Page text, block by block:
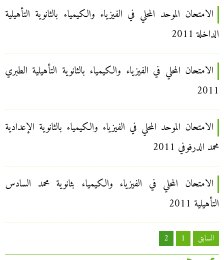
الامتحان الموحد المحلي في الفيزياء والكيمياء بالثانوية التأهيلية
الداخلة 2011
الامتحان المحلي في الفيزياء والكيمياء بالثانوية التأهيلية الطبري
2011
الامتحان الموحد المحلي في الفيزياء والكيمياء بالثانوية الإعدادية
محمد الدرفوفي 2011
الامتحان المحلي في الفيزياء والكيمياء بثانوية محمد السادس
التأهيلية 2011
تعدد
صفحات
السابق 1
2